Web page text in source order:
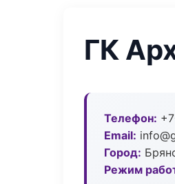
ГК
Телефон:
Email:
Город:
Режим